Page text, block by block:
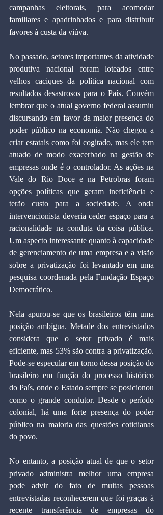
campanhas eleitorais, para acomodar
familiares e apadrinhados e para distribuir
favores à custa da viúva.
No passado, setores importantes da atividade
produtiva nacional foram loteados entre
velhos caciques da política nacional com
resultados desastrosos para o País. Convém
lembrar que o atual governo federal assumiu
discursando em favor da maior presença do
poder público na economia. Não chegou a
criar estatais como foi cogitado, mas ele tem
atuado de modo exacerbado na gestão de
empresas onde é o controlador. As ações na
Vale do Rio Doce e na Petrobras foram
opções políticas que geram ineficiência e
terão custo para a sociedade. A onda
intervencionista deveria ceder espaço para a
racionalidade na conduta da coisa pública.
Um aspecto interessante quanto à capacidade
de gerenciamento de uma empresa e a visão
sobre a privatização foi levantado em uma
pesquisa coordenada pela Fundação Espaço
Democrático.
Nela apurou-se que os brasileiros têm uma
posição ambígua. Metade dos entrevistados
considera que o setor privado é mais
eficiente, mas 53% são contra a privatização.
Pode-se especular em torno dessa posição do
brasileiro em função do processo histórico
do País, onde o Estado sempre se posicionou
como o grande condutor. Desde o período
colonial, há uma forte presença do poder
público na maioria das questões cotidianas
do povo.
No entanto, a posição atual de que o setor
privado administra melhor uma empresa
pode advir do fato de muitas pessoas
entrevistadas reconhecerem que foi graças à
recente transferência de empresas do